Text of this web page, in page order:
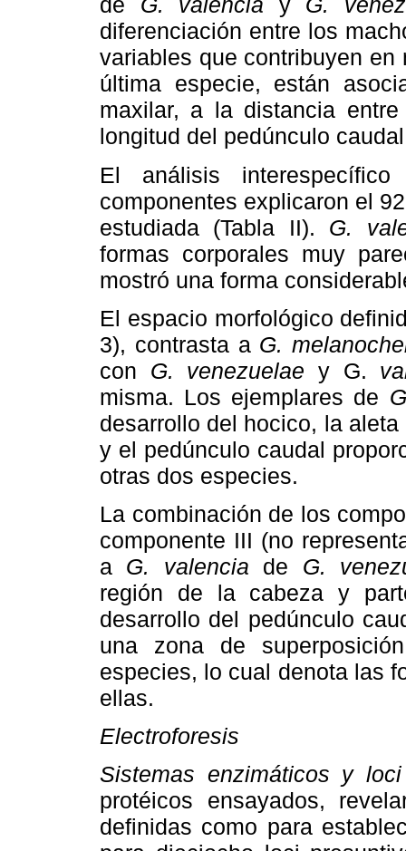
diferenciación entre los
variables que contribuyen
última especie, están
maxilar, a la distancia
longitud del pedúnculo
El análisis
componentes explicaron el
estudiada (Tabla II). G.
formas corporales muy
mostró una forma
El espacio morfológico
3), contrasta a G.
con G. venezuelae y G.
misma. Los ejemplares de
desarrollo del hocico, la
y el pedúnculo caudal
otras dos especies.
La combinación de los
componente III (no
a G. valencia de G.
región de la cabeza y
desarrollo del pedúnculo
una zona de
especies, lo cual denota las
ellas.
Electroforesis
Sistemas enzimáticos y
protéicos ensayados,
definidas como para